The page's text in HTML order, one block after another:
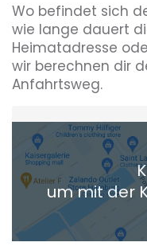
Wo befindet sich
wie lange dauert
Heimatadresse
wir berechnen dir
Anfahrtsweg.
Heimatadresse
+ Aktuellen Standort
Die berechneten
Verkehrsdaten eines
um mit der